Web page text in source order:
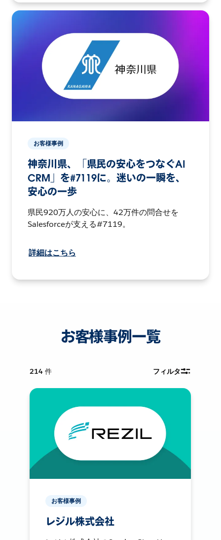
お客様事例
神奈川県、「県民の安心をつなぐAI
CRM」を#7119に。迷いの一瞬を、
安心の一歩
県民920万人の安心に、42万件の問合せを
Salesforceが支える#7119。
詳細はこちら
お客様事例一覧
214 件 フィルタ
お客様事例
レジル株式会社